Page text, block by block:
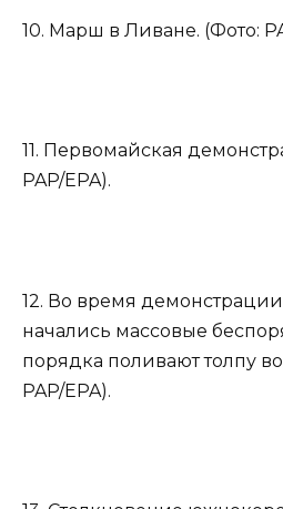
10. Марш в Ливане. (Фото:
11. Первомайская
PAP/EPA).
12. Во время
начались массовые
порядка поливают толпу
PAP/EPA).